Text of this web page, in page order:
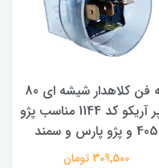
رله فن کلاهدار شیشه ای 80
آمپر آریکو کد 1144 مناسب پژو
405 و پژو پارس و سمند
309,500 تومان